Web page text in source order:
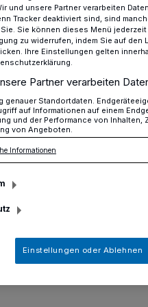
ab sofort ohne Priorisierung
und im Impfbus
ab
wird ab sofort ohne
Kreises in Erkrath
wird den COVID-
und unsere Partner verarbeiten
Tracker deaktiviert sind, sind
Sie können dieses Menü
zu widerrufen, indem Sie auf
Ihre Einstellungen gelten
Partner verarbeiten
genauer Standortdaten.
auf Informationen auf einem
und der Performance von
von Angeboten.
Informationen
Einstellungen oder Ablehnen